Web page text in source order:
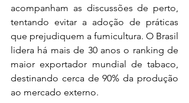
acompanham as discussões de perto,
tentando evitar a adoção de práticas
que prejudiquem a fumicultura. O Brasil
lidera há mais de 30 anos o ranking de
maior exportador mundial de tabaco,
destinando cerca de 90% da produção
ao mercado externo.